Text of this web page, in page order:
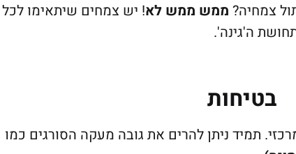
צמחיה? ממש ממש לא! יש צמחים שיתאימו לכל
ה'גינה'.
בטיחות
תמיד ניתן להרים את גובה מעקה הסורגים כמו